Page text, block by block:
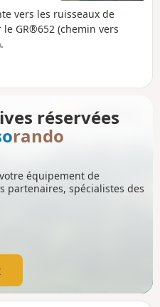
vers les ruisseaux de
GR®652 (chemin vers
réservées
rando
équipement de
partenaires, spécialistes des